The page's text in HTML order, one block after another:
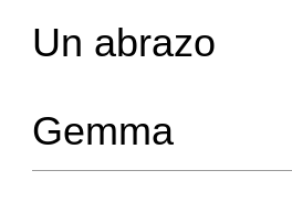
Un abrazo
Gemma